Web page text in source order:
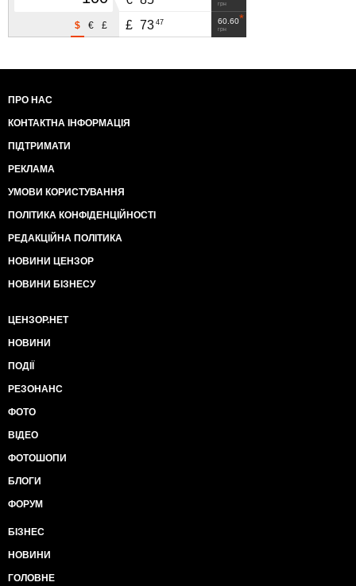
£
€
$
грн
60.60
грн
£ 73 47
ПРО НАС
КОНТАКТНА ІНФОРМАЦІЯ
ПІДТРИМАТИ
РЕКЛАМА
УМОВИ КОРИСТУВАННЯ
ПОЛІТИКА КОНФІДЕНЦІЙНОСТІ
РЕДАКЦІЙНА ПОЛІТИКА
НОВИНИ ЦЕНЗОР
НОВИНИ БІЗНЕСУ
ЦЕНЗОР.НЕТ
НОВИНИ
ПОДІЇ
РЕЗОНАНС
ФОТО
ВІДЕО
ФОТОШОПИ
БЛОГИ
ФОРУМ
БІЗНЕС
НОВИНИ
ГОЛОВНЕ